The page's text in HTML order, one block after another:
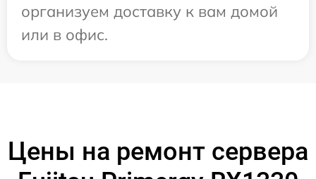
организуем доставку к вам домой
или в офис.
Цены на ремонт сервера